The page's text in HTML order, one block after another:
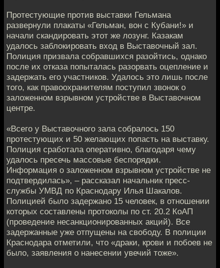
Протестующие против выставки Гельмана
развернули плакаты «Гельман, вон с Кубани!» и
начали скандировать этот же лозунг. Казакам
удалось заблокировать вход в Выставочный зал.
Полиция призвала собравшихся разойтись, однако
после их отказа попыталась разорвать оцепление и
задержать его участников. Удалось это лишь после
того, как правоохранителям поступил звонок о
заложенном взрывном устройстве в Выставочном
центре.
«Всего у Выставочного зала собралось 150
протестующих и 50 желающих попасть на выставку.
Полиция сработала оперативно, благодаря чему
удалось пресечь массовые беспорядки.
Информация о заложенном взрывном устройстве не
подтвердилась», – рассказал начальник пресс-
службы УМВД по Краснодару Илья Шакалов.
Полицией было задержано 15 человек, в отношении
которых составлены протоколы по ст. 20.2 КоАП
(проведение несанкционированных акций). Все
задержанные уже отпущены на свободу. В полиции
Краснодара отметили, что «драки, крови и побоев не
было, заявления о нанесении увечий тоже».